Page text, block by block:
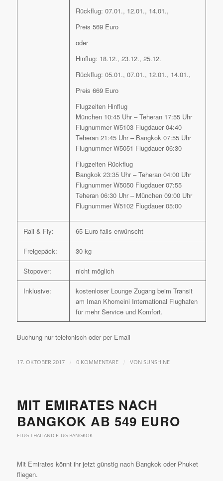
Rückflug: 07.01., 12.01., 14.01.,
Preis 569 Euro
oder
Hinflug: 18.12., 23.12., 25.12.
Rückflug: 05.01., 07.01., 12.01., 14.01.,
Preis 669 Euro
Flugzeiten Hinflug
München 10:45 Uhr – Teheran 17:55 Uhr
Flugnummer W5103 Flugdauer 04:40
Teheran 21:45 Uhr – Bangkok 07:55 Uhr
Flugnummer W5051 Flugdauer 06:30
Flugzeiten Rückflug
Bangkok 23:35 Uhr – Teheran 04:00 Uhr
Flugnummer W5050 Flugdauer 07:55
Teheran 06:30 Uhr – München 09:00 Uhr
Flugnummer W5102 Flugdauer 05:00
Rail & Fly: 65 Euro falls erwünscht
Freigepäck: 30 kg
Stopover: nicht möglich
Inklusive:
kostenloser Lounge Zugang beim Transit
am Iman Khomeini International Flughafen
für mehr Service und Komfort.
Buchung nur telefonisch oder per Email
17. OKTOBER 2017 / 0 KOMMENTARE / VON SUNSHINE
MIT EMIRATES NACH
BANGKOK AB 549 EURO
FLUG THAILAND FLUG BANGKOK
Mit Emirates könnt ihr jetzt günstig nach Bangkok oder Phuket
fliegen.